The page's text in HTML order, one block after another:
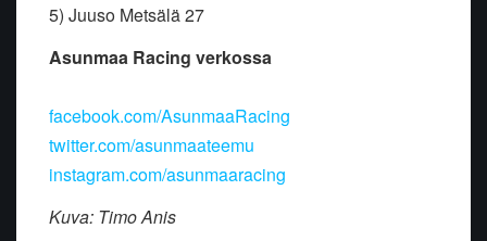
5) Juuso Metsälä 27
Asunmaa Racing verkossa
facebook.com/AsunmaaRacing
twitter.com/asunmaateemu
instagram.com/asunmaaracing
Kuva: Timo Anis